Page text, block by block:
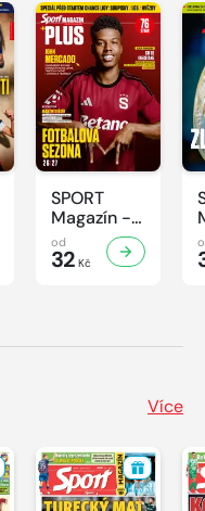
SPORT
Magazín -
30/2026
od
32 Kč
Více